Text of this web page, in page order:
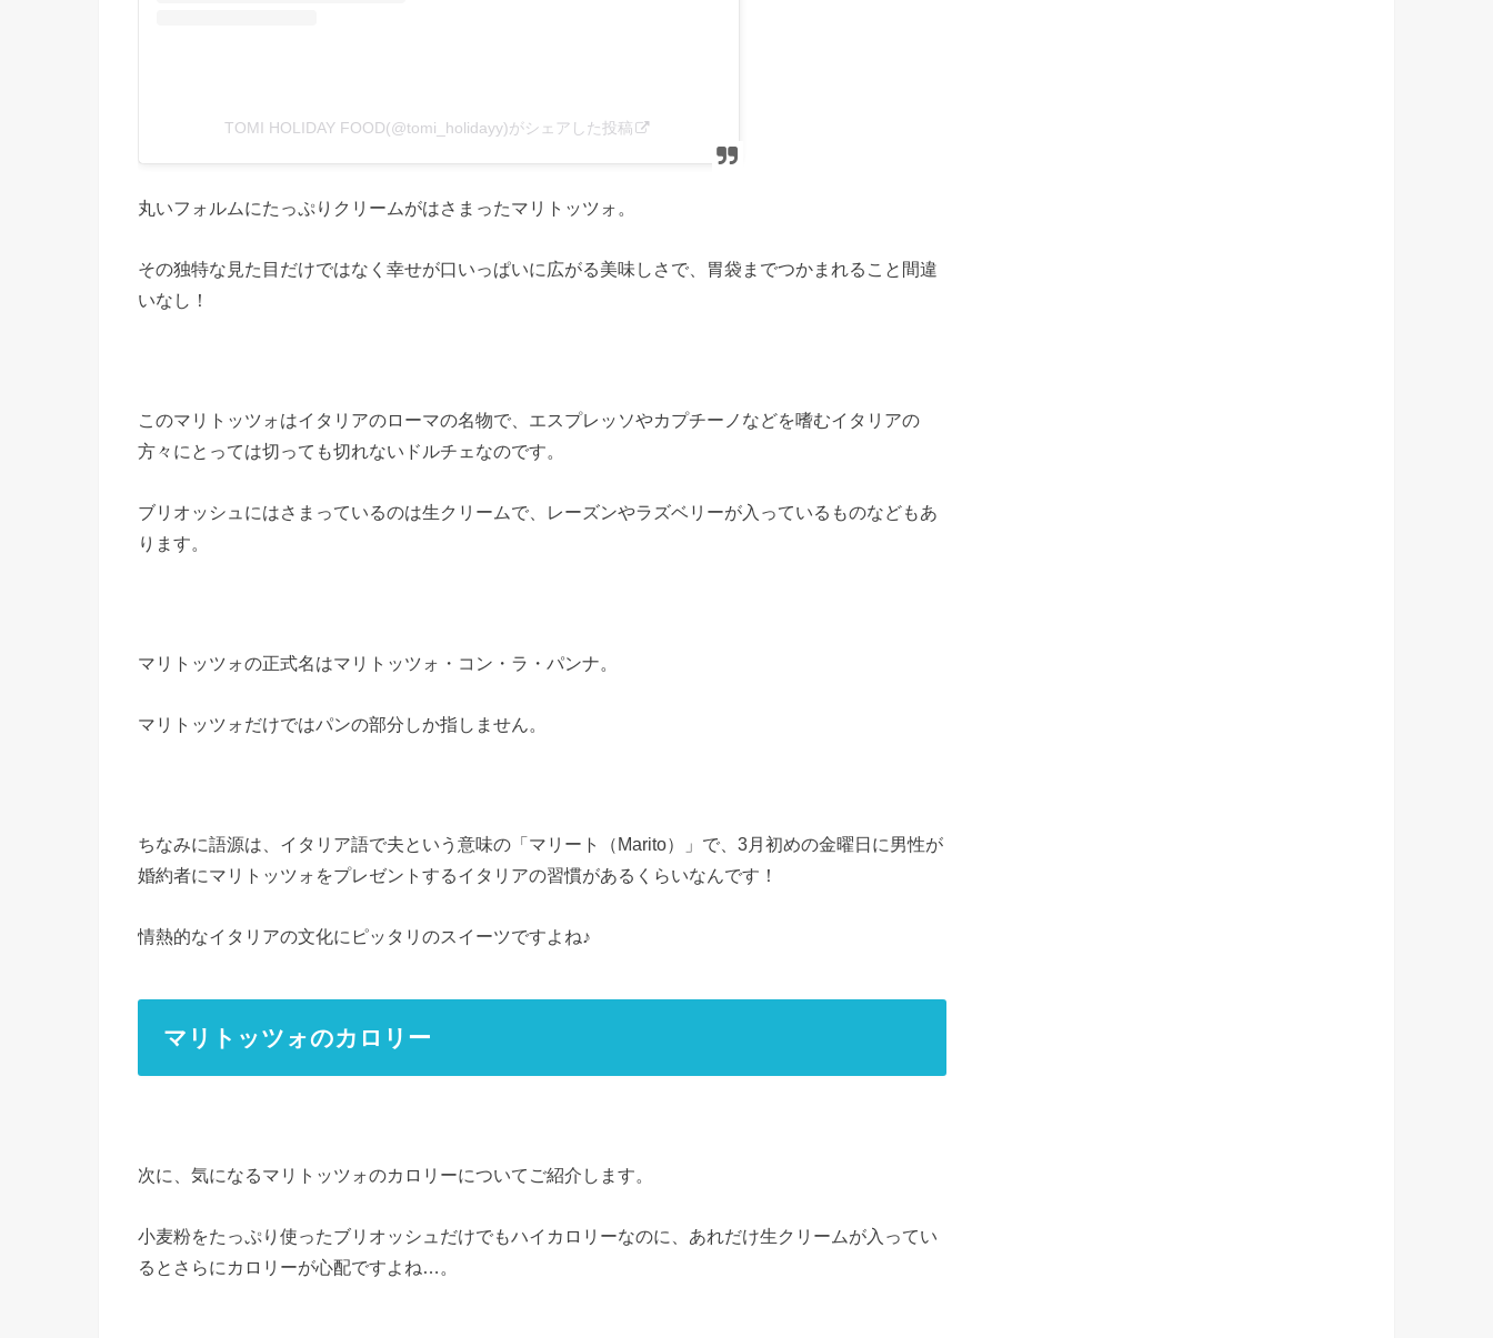
TOMI HOLIDAY FOOD(@tomi_holidayy)がシェアした投稿
丸いフォルムにたっぷりクリームがはさまったマリトッツォ。
その独特な見た目だけではなく幸せが口いっぱいに広がる美味しさで、胃袋までつかまれること間違
いなし！
このマリトッツォはイタリアのローマの名物で、エスプレッソやカプチーノなどを嗜むイタリアの
方々にとっては切っても切れないドルチェなのです。
ブリオッシュにはさまっているのは生クリームで、レーズンやラズベリーが入っているものなどもあ
ります。
マリトッツォの正式名はマリトッツォ・コン・ラ・パンナ。
マリトッツォだけではパンの部分しか指しません。
ちなみに語源は、イタリア語で夫という意味の「マリート（Marito）」で、3月初めの金曜日に男性が
婚約者にマリトッツォをプレゼントするイタリアの習慣があるくらいなんです！
情熱的なイタリアの文化にピッタリのスイーツですよね♪
マリトッツォのカロリー
次に、気になるマリトッツォのカロリーについてご紹介します。
小麦粉をたっぷり使ったブリオッシュだけでもハイカロリーなのに、あれだけ生クリームが入ってい
るとさらにカロリーが心配ですよね…。